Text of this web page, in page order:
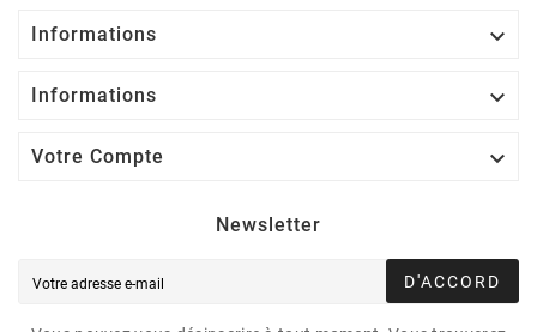
Informations 
Informations 
Votre Compte 
Newsletter
D'ACCORD